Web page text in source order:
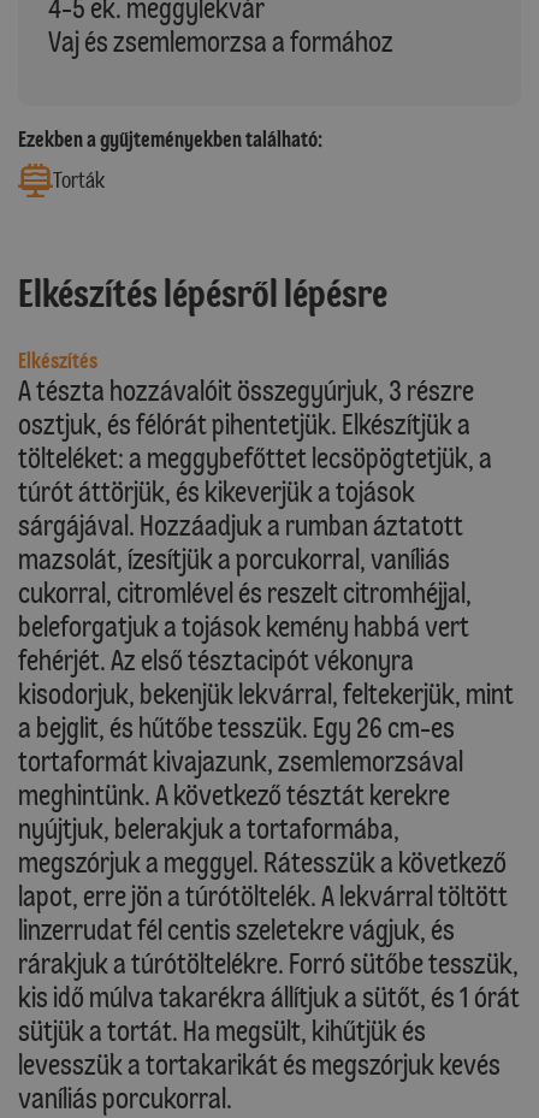
4-5 ek. meggylekvár
Vaj és zsemlemorzsa a formához
Ezekben a gyűjteményekben található:
Torták
Elkészítés lépésről lépésre
Elkészítés
A tészta hozzávalóit összegyúrjuk, 3 részre
osztjuk, és félórát pihentetjük. Elkészítjük a
tölteléket: a meggybefőttet lecsöpögtetjük, a
túrót áttörjük, és kikeverjük a tojások
sárgájával. Hozzáadjuk a rumban áztatott
mazsolát, ízesítjük a porcukorral, vaníliás
cukorral, citromlével és reszelt citromhéjjal,
beleforgatjuk a tojások kemény habbá vert
fehérjét. Az első tésztacipót vékonyra
kisodorjuk, bekenjük lekvárral, feltekerjük, mint
a bejglit, és hűtőbe tesszük. Egy 26 cm-es
tortaformát kivajazunk, zsemlemorzsával
meghintünk. A következő tésztát kerekre
nyújtjuk, belerakjuk a tortaformába,
megszórjuk a meggyel. Rátesszük a következő
lapot, erre jön a túrótöltelék. A lekvárral töltött
linzerrudat fél centis szeletekre vágjuk, és
rárakjuk a túrótöltelékre. Forró sütőbe tesszük,
kis idő múlva takarékra állítjuk a sütőt, és 1 órát
sütjük a tortát. Ha megsült, kihűtjük és
levesszük a tortakarikát és megszórjuk kevés
vaníliás porcukorral.